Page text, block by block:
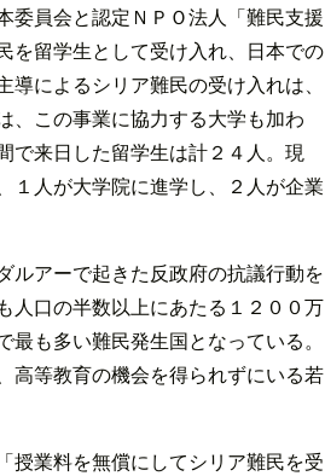
委員会と認定ＮＰＯ法人「難民支援
を留学生として受け入れ、日本での
によるシリア難民の受け入れは、
、この事業に協力する大学も加わ
で来日した留学生は計２４人。現
１人が大学院に進学し、２人が企業
ルアーで起きた反政府の抗議行動を
人口の半数以上にあたる１２００万
も多い難民発生国となっている。
高等教育の機会を得られずにいる若
授業料を無償にしてシリア難民を受